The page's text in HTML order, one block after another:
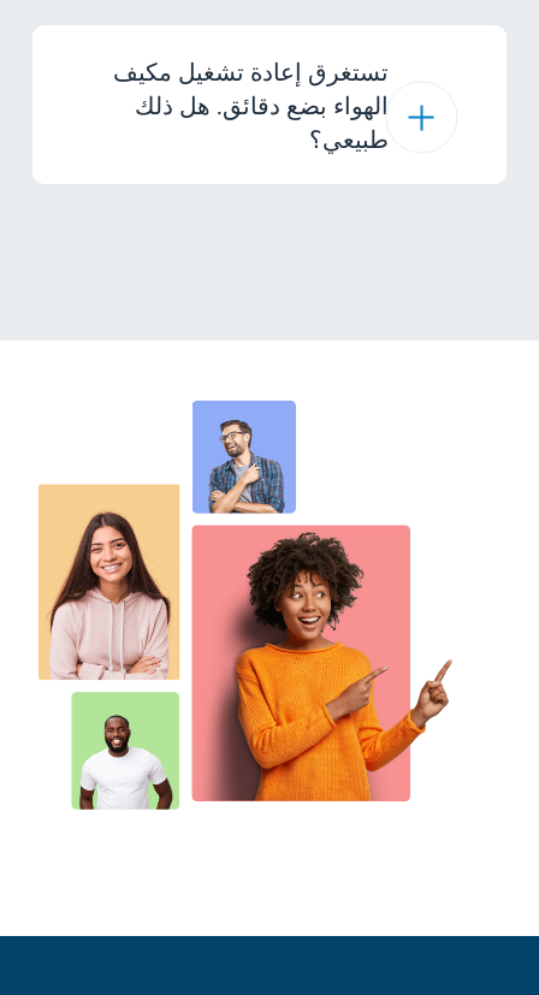
تستغرق إعادة تشغيل مكيف
الهواء بضع دقائق. هل ذلك
طبيعي؟